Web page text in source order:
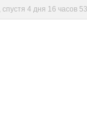
, спустя 4 дня 16 часов